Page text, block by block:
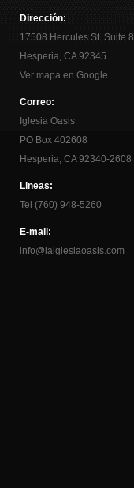
Dirección:
17508 Hercules St. Suite 8
Hesperia, CA 92345
Ver mapa en Google
Correo:
Iglesia Oasis
PO Box 402608
Hesperia, CA 92340-2608
Lineas:
Tel (760) 948-5260
E-mail:
info@laiglesiaoasis.com